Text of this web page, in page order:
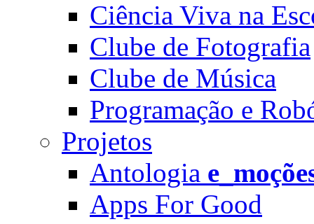
Ciência Viva na
Clube de Fotografia
Clube de Música
Programação e
Projetos
Antologia
Apps For Good